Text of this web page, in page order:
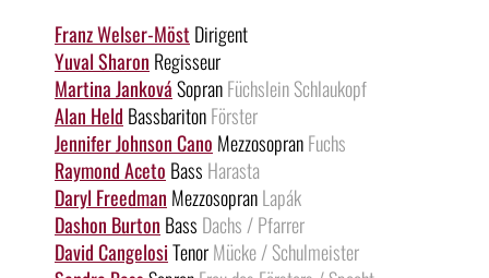
Franz Welser-Möst Dirigent
Yuval Sharon Regisseur
Martina JankováSopranFüchslein Schlaukopf
Alan Held BassbaritonFörster
Jennifer Johnson Cano MezzosopranFuchs
Raymond Aceto Bass Harasta
Daryl Freedman MezzosopranLapák
Dashon Burton Bass Dachs / Pfarrer
David CangelosiTenorMücke / Schulmeister